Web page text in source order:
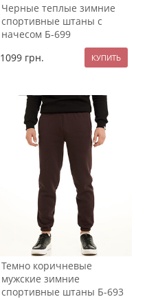
Черные теплые зимние
спортивные штаны с
начесом Б-699
1099 грн.
Темно коричневые
мужские зимние
спортивные штаны Б-693